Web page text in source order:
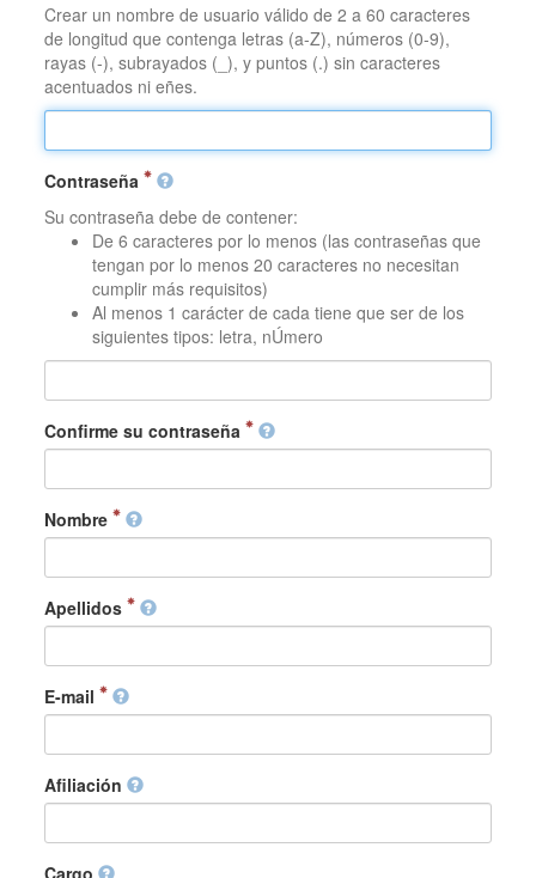
Crear un nombre de usuario válido de 2 a 60 caracteres
de longitud que contenga letras (a-Z), números (0-9),
rayas (-), subrayados (_), y puntos (.) sin caracteres
acentuados ni eñes.
Contraseña
Su contraseña debe de contener:
De 6 caracteres por lo menos (las contraseñas que
tengan por lo menos 20 caracteres no necesitan
cumplir más requisitos)
Al menos 1 carácter de cada tiene que ser de los
siguientes tipos: letra, nÚmero
Confirme su contraseña
Nombre
Apellidos
E-mail
Afiliación
Cargo